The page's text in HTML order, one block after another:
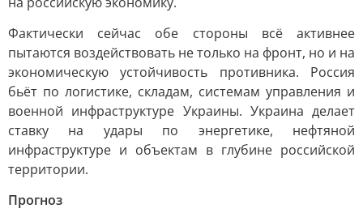
Фактически сейчас обе стороны всё активнее
пытаются воздействовать не только на фронт, но и на
экономическую устойчивость противника. Россия
бьёт по логистике, складам, системам управления и
военной инфраструктуре Украины. Украина делает
ставку на удары по энергетике, нефтяной
инфраструктуре и объектам в глубине российской
территории.
Прогноз